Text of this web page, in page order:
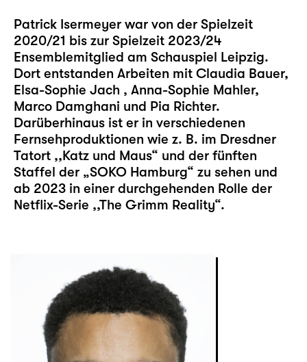
Patrick Isermeyer war von der Spielzeit
2020/21 bis zur Spielzeit 2023/24
Ensemblemitglied am Schauspiel Leipzig.
Dort entstanden Arbeiten mit Claudia Bauer,
Elsa-Sophie Jach , Anna-Sophie Mahler,
Marco Damghani und Pia Richter.
Darüberhinaus ist er in verschiedenen
Fernsehproduktionen wie z. B. im Dresdner
Tatort ,,Katz und Maus“ und der fünften
Staffel der „SOKO Hamburg“ zu sehen und
ab 2023 in einer durchgehenden Rolle der
Netflix-Serie ,,The Grimm Reality“.